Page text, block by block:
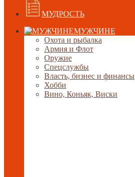
МУДРОСТЬ
МУЖЧИНЕ
Охота и рыбалка
Армия и Флот
Оружие
Спецслужбы
Власть, бизнес и финансы
Хобби
Вино, Коньяк, Виски